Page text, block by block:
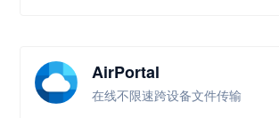
AirPortal
在线不限速跨设备文件传输